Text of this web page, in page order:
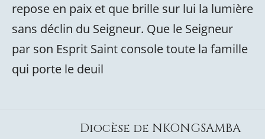
repose en paix et que brille sur lui la lumière
sans déclin du Seigneur. Que le Seigneur
par son Esprit Saint console toute la famille
qui porte le deuil
Diocèse de NKONGSAMBA